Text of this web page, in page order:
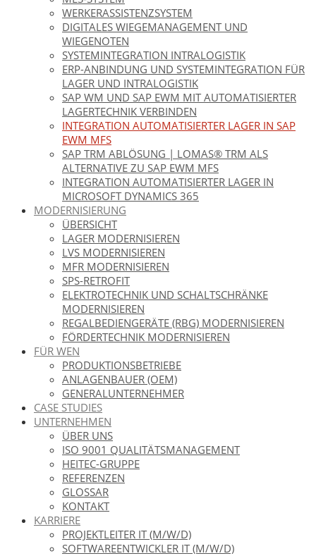
WERKERASSISTENZSYSTEM
DIGITALES WIEGEMANAGEMENT UND
WIEGENOTEN
SYSTEMINTEGRATION INTRALOGISTIK
ERP-ANBINDUNG UND SYSTEMINTEGRATION FÜR
LAGER UND INTRALOGISTIK
SAP WM UND SAP EWM MIT AUTOMATISIERTER
LAGERTECHNIK VERBINDEN
INTEGRATION AUTOMATISIERTER LAGER IN SAP
EWM MFS
SAP TRM ABLÖSUNG | LOMAS® TRM ALS
ALTERNATIVE ZU SAP EWM MFS
INTEGRATION AUTOMATISIERTER LAGER IN
MICROSOFT DYNAMICS 365
MODERNISIERUNG
ÜBERSICHT
LAGER MODERNISIEREN
LVS MODERNISIEREN
MFR MODERNISIEREN
SPS-RETROFIT
ELEKTROTECHNIK UND SCHALTSCHRÄNKE
MODERNISIEREN
REGALBEDIENGERÄTE (RBG) MODERNISIEREN
FÖRDERTECHNIK MODERNISIEREN
FÜR WEN
PRODUKTIONSBETRIEBE
ANLAGENBAUER (OEM)
GENERALUNTERNEHMER
CASE STUDIES
UNTERNEHMEN
ÜBER UNS
ISO 9001 QUALITÄTSMANAGEMENT
HEITEC-GRUPPE
REFERENZEN
GLOSSAR
KONTAKT
KARRIERE
PROJEKTLEITER IT (M/W/D)
SOFTWAREENTWICKLER IT (M/W/D)